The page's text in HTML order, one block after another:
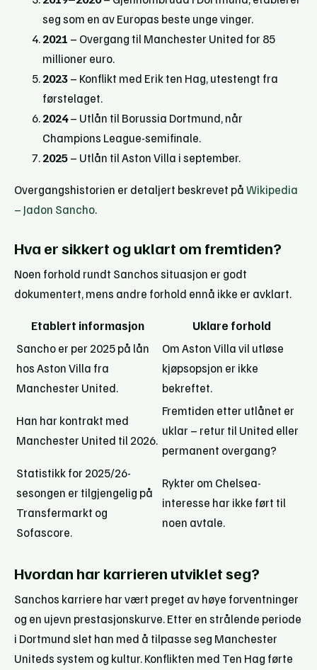
seg som en av Europas beste unge vinger.
2021 – Overgang til Manchester United for 85
millioner euro.
2023– Konflikt med Erik ten Hag, utestengt fra
førstelaget.
2024– Utlån til Borussia Dortmund, når
Champions League-semifinale.
2025– Utlån til Aston Villa i september.
Overgangshistorien er detaljert beskrevet påWikipedia
– Jadon Sancho.
Hva er sikkert og uklart om fremtiden?
Noen forhold rundt Sanchos situasjon er godt
dokumentert, mens andre forhold ennå ikke er avklart.
Etablert informasjon
Uklare forhold
Sancho er per 2025 på lån
hos Aston Villa fra
Manchester United.
Om Aston Villa vil utløse
kjøpsopsjon er ikke
bekreftet.
Han har kontrakt med
Manchester United til 2026.
Fremtiden etter utlånet er
uklar – retur til United eller
permanent overgang?
Statistikk for 2025/26-
sesongen er tilgjengelig på
Transfermarkt og
Sofascore.
Rykter om Chelsea-
interesse har ikke ført til
noen avtale.
Hvordan har karrieren utviklet seg?
Sanchos karriere har vært preget av høye forventninger
og en ujevn prestasjonskurve. Etter en strålende periode
i Dortmund slet han med å tilpasse seg Manchester
Uniteds system og kultur. Konflikten med Ten Hag førte